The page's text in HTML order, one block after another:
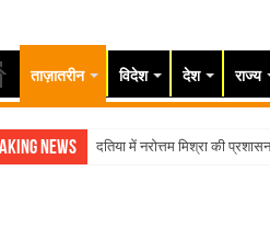
ताज़ातरीन विदेश देश राज्य
News